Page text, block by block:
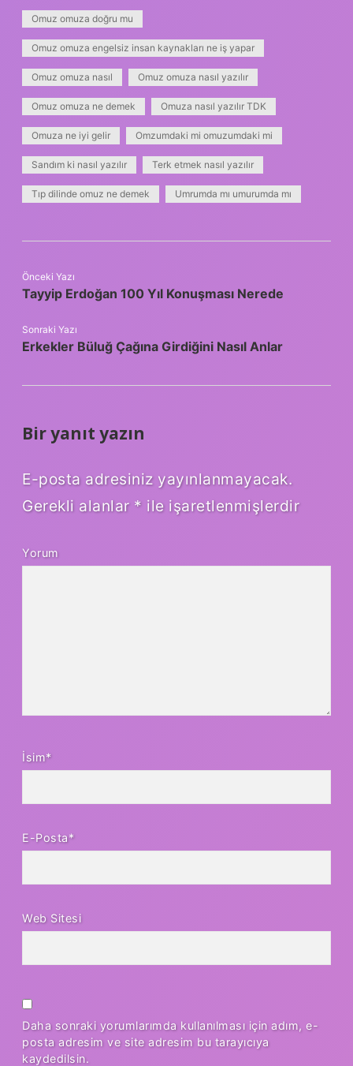
Omuz omuza doğru mu
Omuz omuza engelsiz insan kaynakları ne iş yapar
Omuz omuza nasıl Omuz omuza nasıl yazılır
Omuz omuza ne demek Omuza nasıl yazılır TDK
Omuza ne iyi gelir Omzumdaki mi omuzumdaki mi
Sandım ki nasıl yazılır Terk etmek nasıl yazılır
Tıp dilinde omuz ne demek Umrumda mı umurumda mı
Önceki Yazı
Tayyip Erdoğan 100 Yıl Konuşması Nerede
Sonraki Yazı
Erkekler Büluğ Çağına Girdiğini Nasıl Anlar
Bir yanıt yazın
E-posta adresiniz yayınlanmayacak.
Gerekli alanlar * ile işaretlenmişlerdir
Yorum
İsim*
E-Posta*
Web Sitesi
Daha sonraki yorumlarımda kullanılması için adım, e-
posta adresim ve site adresim bu tarayıcıya
kaydedilsin.